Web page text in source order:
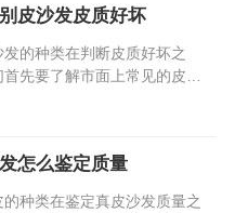
皮沙发皮质好坏
发的种类在判断皮质好坏之
先要了解市面上常见的皮沙
（牛皮）沙发：使用优质牛
怎么鉴定质量
的种类在鉴定真皮沙发质量之